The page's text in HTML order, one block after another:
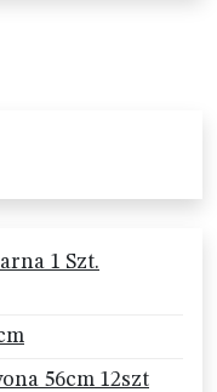
1 Szt.
56cm 12szt